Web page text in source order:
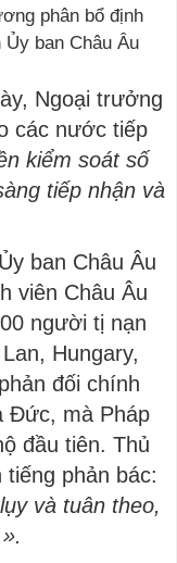
phân bổ định
ban Châu Âu
Ngoại trưởng
các nước tiếp
kiểm soát số
tiếp nhận và
ban Châu Âu
viên Châu Âu
người tị nạn
Hungary,
đối chính
Đức, mà Pháp
đầu tiên. Thủ
phản bác:
và tuân theo,